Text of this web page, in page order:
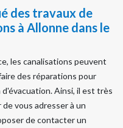
des travaux de
à Allonne dans le
les canalisations peuvent
des réparations pour
Ainsi, il est très
vous adresser à un
de contacter un